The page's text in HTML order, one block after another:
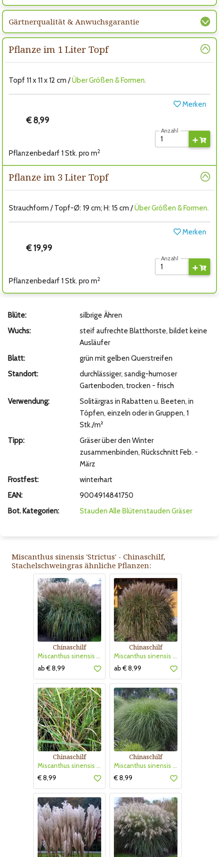
Gärtnerqualität & Anwuchsgarantie
Pflanze im 1 Liter Topf
Topf 11 x 11 x 12 cm /Über Größen & Formen.
Merken
€ 8,99
Anzahl
Pflanzenbedarf 1 Stk. pro m2
Pflanze im 3 Liter Topf
Strauchform / Topf-Ø: 19 cm; H: 15 cm /Über Größen & Formen.
Merken
€ 19,99
Anzahl
Pflanzenbedarf 1 Stk. pro m2
Blüte:
silbrige Ähren
Wuchs:
steif aufrechte Blatthorste, bildet keine
Ausläufer
Blatt:
grün mit gelben Querstreifen
Standort:
durchlässiger, sandig-humoser
Gartenboden, trocken - frisch
Verwendung:
Solitärgras in Rabatten u. Beeten, in
Töpfen, einzeln oder in Gruppen, 1
Stk./m²
Tipp:
Gräser über den Winter
zusammenbinden, Rückschnitt Feb. -
März
Frostfest:
winterhart
EAN:
9004914841750
Bot. Kategorien:
Stauden Alle Blütenstauden Gräser
Miscanthus sinensis 'Strictus' - Chinaschilf,
Stachelschweingras ähnliche Pflanzen:
Chinaschilf
Miscanthus sinensis 'Malepartus'
ab € 8,99
Chinaschilf
Miscanthus sinensis 'Silberfeder'
ab € 8,99
Chinaschilf
Miscanthus sinensis 'Strictus Dwarf'
€ 8,99
Chinaschilf
Miscanthus sinensis 'Gracillimus'
€ 8,99